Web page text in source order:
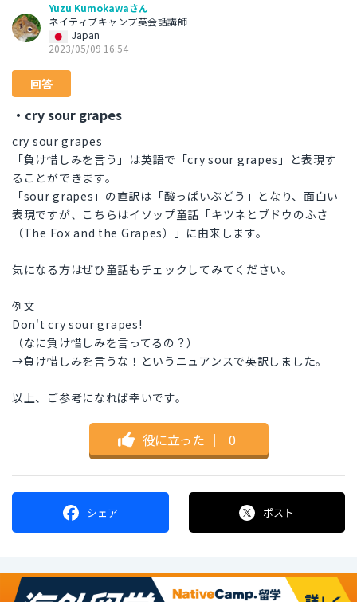
Yuzu Kumokawaさん
ネイティブキャンプ英会話講師
Japan
2023/05/09 16:54
回答
・cry sour grapes
cry sour grapes
「負け惜しみを言う」は英語で「cry sour grapes」と表現す
ることができます。
「sour grapes」の直訳は「酸っぱいぶどう」となり、面白い
表現ですが、こちらはイソップ童話「キツネとブドウのふさ
（The Fox and the Grapes）」に由来します。
気になる方はぜひ童話もチェックしてみてください。
例文
Don't cry sour grapes!
（なに負け惜しみを言ってるの？）
→負け惜しみを言うな！というニュアンスで英訳しました。
以上、ご参考になれば幸いです。
役に立った ｜ 0
シェア ポスト